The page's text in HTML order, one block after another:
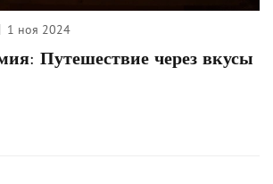
1 ноя 2024
Путешествие через вкусы